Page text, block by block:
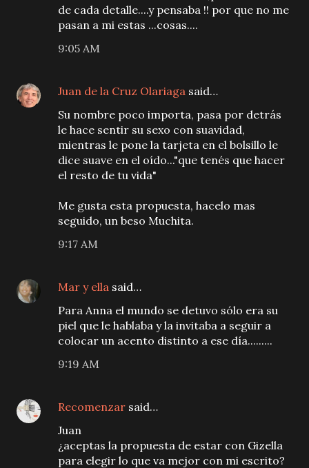
de cada detalle....y pensaba !! por que no me
pasan a mi estas ...cosas....
9:05 AM
Juan de la Cruz Olariaga said…
Su nombre poco importa, pasa por detrás
le hace sentir su sexo con suavidad,
mientras le pone la tarjeta en el bolsillo le
dice suave en el oído..."que tenés que hacer
el resto de tu vida"
Me gusta esta propuesta, hacelo mas
seguido, un beso Muchita.
9:17 AM
Mar y ella said…
Para Anna el mundo se detuvo sólo era su
piel que le hablaba y la invitaba a seguir a
colocar un acento distinto a ese día.........
9:19 AM
Recomenzar said…
Juan
¿aceptas la propuesta de estar con Gizella
para elegir lo que va mejor con mi escrito?